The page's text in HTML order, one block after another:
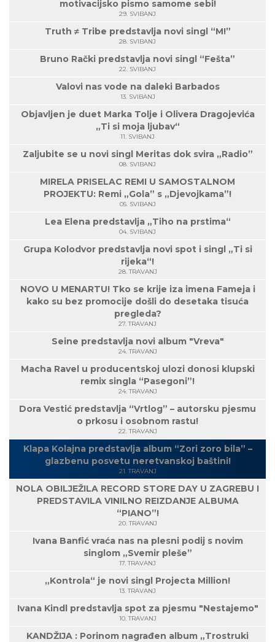
motivacijsko pismo samome sebi!
29. SVIBANJ
Truth ≠ Tribe predstavlja novi singl “M!”
28. SVIBANJ
Bruno Rački predstavlja novi singl “Fešta”
22. SVIBANJ
Valovi nas vode na daleki Barbados
13. SVIBANJ
Objavljen je duet Marka Tolje i Olivera Dragojevića
„Ti si moja ljubav“
11. SVIBANJ
Zaljubite se u novi singl Meritas dok svira „Radio”
08. SVIBANJ
MIRELA PRISELAC REMI U SAMOSTALNOM
PROJEKTU: Remi „Gola” s „Djevojkama”!
05. SVIBANJ
Lea Elena predstavlja „Tiho na prstima“
04. SVIBANJ
Grupa Kolodvor predstavlja novi spot i singl „Ti si
rijeka“!
28. TRAVANJ
NOVO U MENARTU! Tko se krije iza imena Fameja i
kako su bez promocije došli do desetaka tisuća
pregleda?
27. TRAVANJ
Seine predstavlja novi album "Vreva"
24. TRAVANJ
Macha Ravel u producentskoj ulozi donosi klupski
remix singla “Pasegoni”!
24. TRAVANJ
Dora Vestić predstavlja “Vrtlog” – autorsku pjesmu
o prkosu i osobnom rastu!
22. TRAVANJ
Klapa Kolajna predstavlja album “Zori zoro bila” –
glazbenu posvetu neretvanskoj baštini!
21. TRAVANJ
NOLA OBILJEŽILA RECORD STORE DAY U ZAGREBU I
PREDSTAVILA VINILNO REIZDANJE ALBUMA
“PIANO”!
20. TRAVANJ
Ivana Banfić vraća nas na plesni podij s novim
singlom „Svemir pleše”
17. TRAVANJ
„Kontrola“ je novi singl Projecta Million!
13. TRAVANJ
Ivana Kindl predstavlja spot za pjesmu "Nestajemo"
10. TRAVANJ
KANDŽIJA : Porinom nagrađen album „Trostruki